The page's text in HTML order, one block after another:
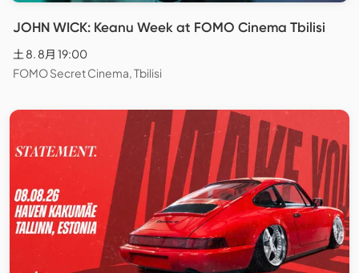
JOHN WICK: Keanu Week at FOMO Cinema Tbilisi
土 8. 8月 19:00
FOMO Secret Cinema, Tbilisi